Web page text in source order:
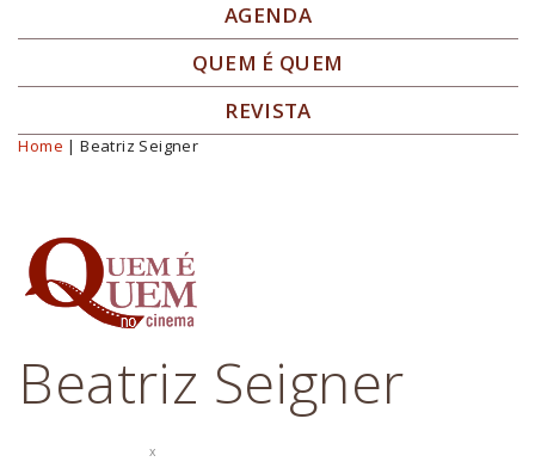
AGENDA
QUEM É QUEM
REVISTA
Você está aqui
Home | Beatriz Seigner
Beatriz Seigner
x